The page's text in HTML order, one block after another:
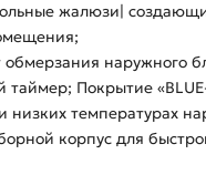
жалюзи|
наружного
таймер; Покрытие
низких температурах
корпус для